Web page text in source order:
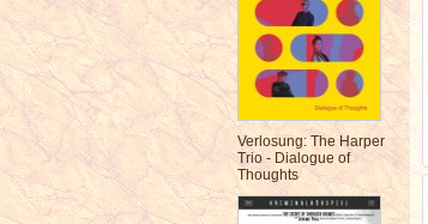
Verlosung: The Harper
Trio - Dialogue of
Thoughts